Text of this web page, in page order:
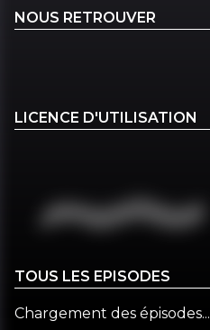
NOUS RETROUVER
LICENCE D'UTILISATION
TOUS LES EPISODES
Chargement des épisodes...